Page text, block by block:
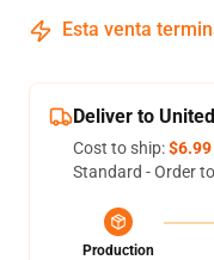
Esta venta
Deliver to
Cost to ship:$6.99
Standard - Order
Production